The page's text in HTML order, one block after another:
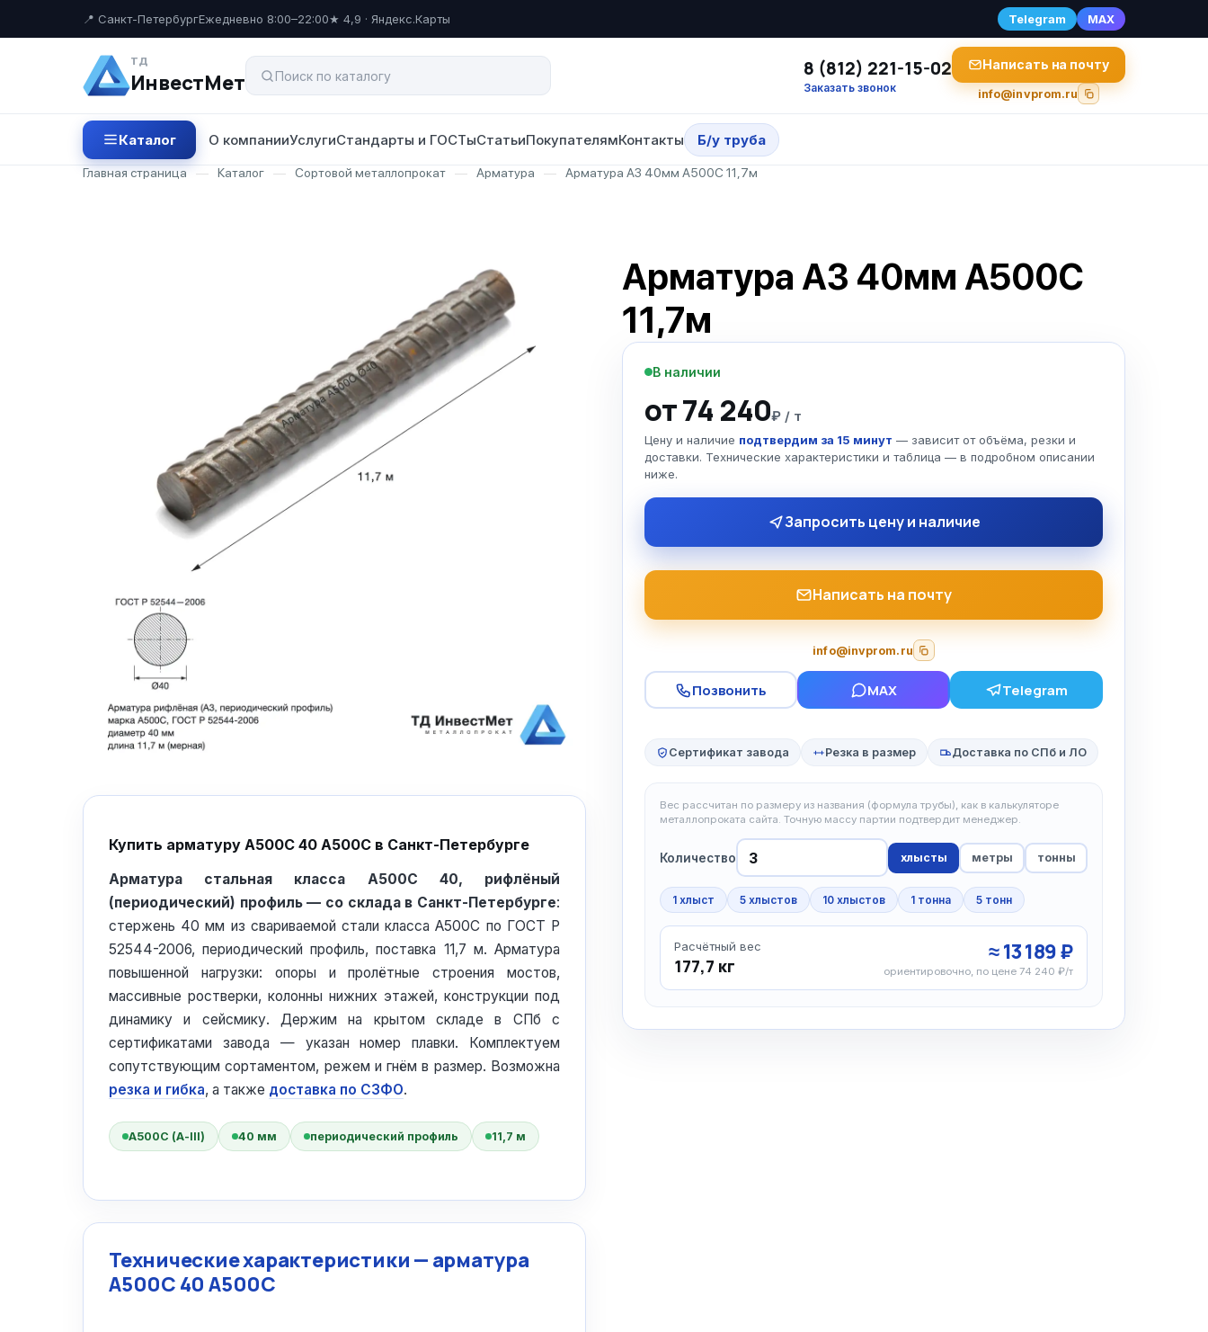
📍 Санкт-ПетербургЕжедневно 8:00–22:00★ 4,9 · Яндекс.Карты Telegram MAX
ТД
ИнвестМет
8 (812) 221-15-02
Заказать звонок
Написать на почту
info@invprom.ru
Каталог О компанииУслугиСтандарты и ГОСТыСтатьиПокупателямКонтакты Б/у труба
Главная страница — Каталог — Сортовой металлопрокат — Арматура — Арматура А3 40мм А500С 11,7м
Арматура А3 40мм А500С
11,7м
В наличии
от 74 240₽ / т
Цену и наличие подтвердим за 15 минут — зависит от объёма, резки и
доставки. Технические характеристики и таблица — в подробном описании
ниже.
Запросить цену и наличие
Написать на почту
info@invprom.ru
Позвонить MAX Telegram
Сертификат завода Резка в размер Доставка по СПб и ЛО
Вес рассчитан по размеру из названия (формула трубы), как в калькуляторе
металлопроката сайта. Точную массу партии подтвердит менеджер.
Количество хлысты метры тонны
1 хлыст 5 хлыстов 10 хлыстов 1 тонна 5 тонн
Расчётный вес
177,7 кг
≈ 13 189 ₽
ориентировочно, по цене 74 240 ₽/т
Купить арматуру А500С 40 А500С в Санкт-Петербурге
Арматура стальная класса А500С 40, рифлёный
(периодический) профиль — со склада в Санкт-Петербурге:
стержень 40 мм из свариваемой стали класса А500С по ГОСТ Р
52544-2006, периодический профиль, поставка 11,7 м. Арматура
повышенной нагрузки: опоры и пролётные строения мостов,
массивные ростверки, колонны нижних этажей, конструкции под
динамику и сейсмику. Держим на крытом складе в СПб с
сертификатами завода — указан номер плавки. Комплектуем
сопутствующим сортаментом, режем и гнём в размер. Возможна
резка и гибка, а также доставка по СЗФО.
А500С (А-III) 40 мм периодический профиль 11,7 м
Технические характеристики — арматура
А500С 40 А500С